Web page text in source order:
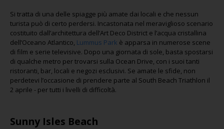
Si tratta di una delle spiagge più amate dai locali e che nessun
turista può di certo perdersi. Incastonata nel meraviglioso scenario
costituito dall’architettura dell’Art Deco District e l’acqua cristallina
dell’Oceano Atlantico, Lummus Park è apparsa in numerose scene
di film e serie televisive. Dopo una giornata di sole, basta spostarsi
di qualche metro per trovarsi sulla Ocean Drive, con i suoi tanti
ristoranti, bar, locali e negozi esclusivi. Se amate le sfide, non
perdetevi l’occasione di prendere parte al South Beach Triathlon il
2 aprile - per tutti i livelli di difficoltà.
Sunny Isles Beach